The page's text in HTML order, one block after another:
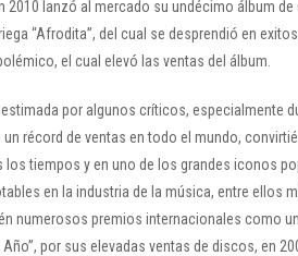
2010 lanzó al mercado su undécimo álbum
“Afrodita”, del cual se desprendió en
el cual elevó las ventas del álbum.
por algunos críticos, especialmente
récord de ventas en todo el mundo,
tiempos y en uno de los grandes iconos
en la industria de la música, entre ellos
numerosos premios internacionales como
por sus elevadas ventas de discos, en